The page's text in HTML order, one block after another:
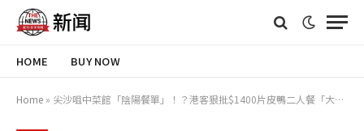
HOME BUY NOW
Home » 尖沙咀中菜館「陰陽餐單」！？港客狠批$1400片皮鴨二人餐「大陸抖音買3折」 網民熱議：walk-in都係水魚價…